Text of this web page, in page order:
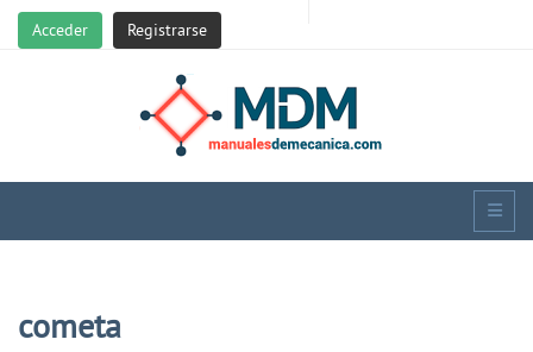
Acceder Registrarse
cometa